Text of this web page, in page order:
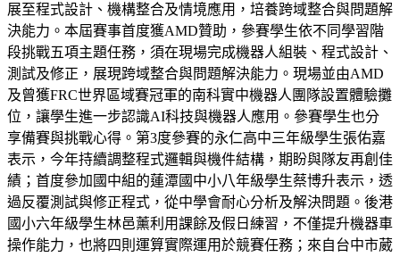
展至程式設計、機構整合及情境應用，培養跨域整合與問題解
決能力。本屆賽事首度獲AMD贊助，參賽學生依不同學習階
段挑戰五項主題任務，須在現場完成機器人組裝、程式設計、
測試及修正，展現跨域整合與問題解決能力。現場並由AMD
及曾獲FRC世界區域賽冠軍的南科實中機器人團隊設置體驗攤
位，讓學生進一步認識AI科技與機器人應用。參賽學生也分
享備賽與挑戰心得。第3度參賽的永仁高中三年級學生張佑嘉
表示，今年持續調整程式邏輯與機件結構，期盼與隊友再創佳
績；首度參加國中組的蓮潭國中小八年級學生蔡博升表示，透
過反覆測試與修正程式，從中學會耐心分析及解決問題。後港
國小六年級學生林邑薰利用課餘及假日練習，不僅提升機器車
操作能力，也將四則運算實際運用於競賽任務；來自台中市葳